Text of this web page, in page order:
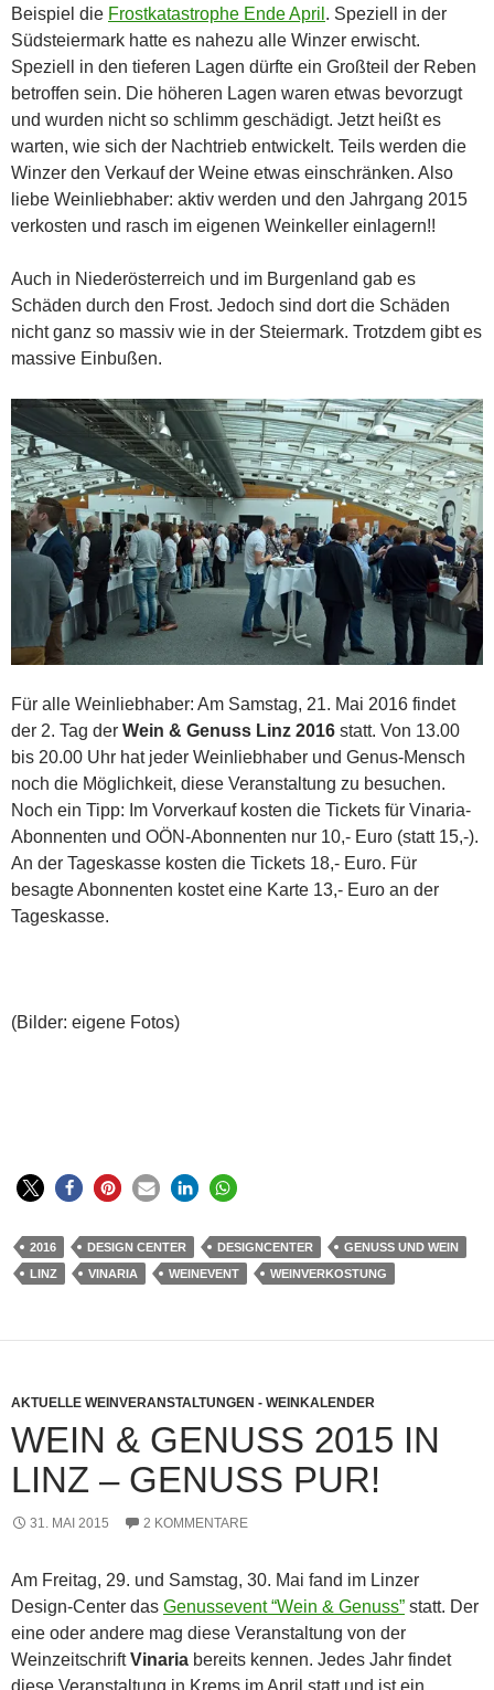
Beispiel die Frostkatastrophe Ende April . Speziell in der
Südsteiermark hatte es nahezu alle Winzer erwischt.
Speziell in den tieferen Lagen dürfte ein Großteil der Reben
betroffen sein. Die höheren Lagen waren etwas bevorzugt
und wurden nicht so schlimm geschädigt. Jetzt heißt es
warten, wie sich der Nachtrieb entwickelt. Teils werden die
Winzer den Verkauf der Weine etwas einschränken. Also
liebe Weinliebhaber: aktiv werden und den Jahrgang 2015
verkosten und rasch im eigenen Weinkeller einlagern!!
Auch in Niederösterreich und im Burgenland gab es
Schäden durch den Frost. Jedoch sind dort die Schäden
nicht ganz so massiv wie in der Steiermark. Trotzdem gibt es
massive Einbußen.
Für alle Weinliebhaber: Am Samstag, 21. Mai 2016 findet
der 2. Tag der Wein & Genuss Linz 2016 statt. Von 13.00
bis 20.00 Uhr hat jeder Weinliebhaber und Genus-Mensch
noch die Möglichkeit, diese Veranstaltung zu besuchen.
Noch ein Tipp: Im Vorverkauf kosten die Tickets für Vinaria-
Abonnenten und OÖN-Abonnenten nur 10,- Euro (statt 15,-).
An der Tageskasse kosten die Tickets 18,- Euro. Für
besagte Abonnenten kostet eine Karte 13,- Euro an der
Tageskasse.
(Bilder: eigene Fotos)
2016 DESIGN CENTER DESIGNCENTER
GENUSS UND WEIN
LINZ
VINARIA WEINEVENT WEINVERKOSTUNG
AKTUELLE WEINVERANSTALTUNGEN - WEINKALENDER
WEIN & GENUSS 2015 IN
LINZ – GENUSS PUR!
31. MAI 2015 2 KOMMENTARE
Am Freitag, 29. und Samstag, 30. Mai fand im Linzer
Design-Center das Genussevent “Wein & Genuss” statt. Der
eine oder andere mag diese Veranstaltung von der
WeinzeitschriftVinaria bereits kennen. Jedes Jahr findet
diese Veranstaltung in Krems im April statt und ist ein